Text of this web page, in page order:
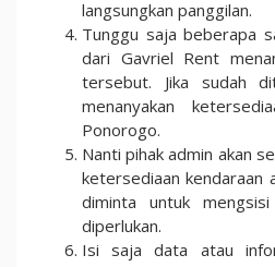
langsungkan panggilan.
Tunggu saja beberapa
dari Gavriel Rent
tersebut. Jika sudah
menanyakan
Ponorogo.
Nanti pihak admin akan
ketersediaan kendaraan
diminta untuk
diperlukan.
Isi saja data atau